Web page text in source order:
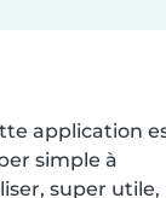
application
simple à
super utile,